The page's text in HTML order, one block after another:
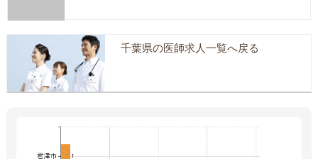
千葉県の医師求人一覧へ戻る